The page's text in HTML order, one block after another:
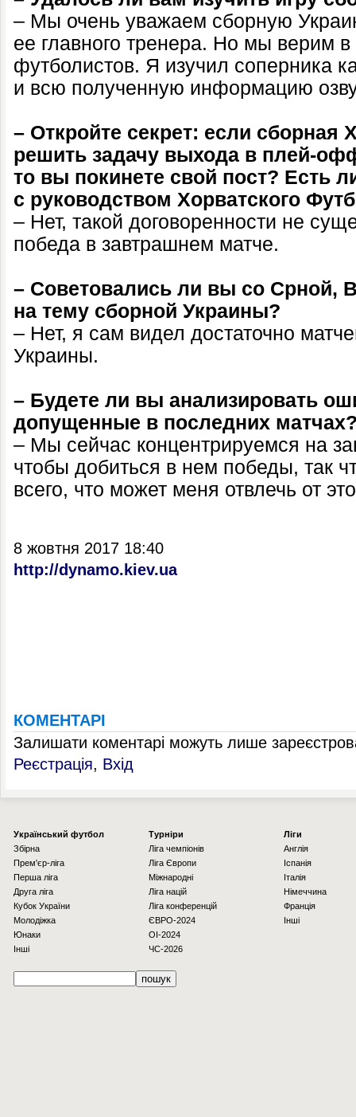
– Мы очень уважаем сборную
ее главного тренера. Но мы верим
футболистов. Я изучил соперника
и всю полученную информацию
– Откройте секрет: если сборная
решить задачу выхода в плей-
то вы покинете свой пост? Есть
с руководством Хорватского
– Нет, такой договоренности не
победа в завтрашнем матче.
– Советовались ли вы со Срной,
на тему сборной Украины?
– Нет, я сам видел достаточно
Украины.
– Будете ли вы анализировать
допущенные в последних
– Мы сейчас концентрируемся на
чтобы добиться в нем победы, так
всего, что может меня отвлечь от
8 жовтня 2017 18:40
http://dynamo.kiev.ua
КОМЕНТАРІ
Залишати коментарі можуть лише
Реєстрація, Вхід
Українcький футбол
Збірна
Прем'єр-ліга
Перша ліга
Друга ліга
Кубок України
Молодіжка
Юнаки
Інші
Турніри
Ліга чемпіонів
Ліга Європи
Міжнародні
Ліга націй
Ліга конференцій
ЄВРО-2024
OI-2024
ЧС-2026
Ліги
Англія
Іспанія
Італія
Німеччина
Франція
Інші